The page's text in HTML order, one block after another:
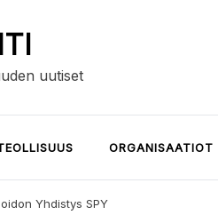
uutiset
ORGANISAATIOT
Yhdistys SPY